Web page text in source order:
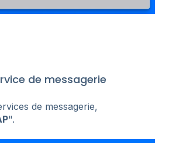
de messagerie
de messagerie,
".